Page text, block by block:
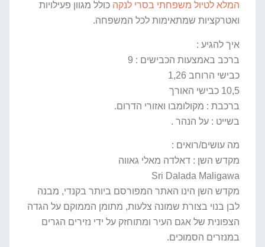
המלא לטיול משפחתי בסרי לנקה כולל מגוון פעילויות
ואטרקציות שמתאימות לכל המשפחה.
איך להגיע :
ברכב באמצעות הכבישים : 9
כבישי הרוחב 1,26
10,5 כבישי האורך
ברכבת : מקולומבו ואזורי הדרום.
בשייט : על הנהר .
מה עושים/רואים :
מקדש השן : דאלדה מאלי גאווה
Sri Dalada Maligawa
מקדש השן הינו האתר המפורסם ביותר בקנדי, מבנה
לבן בנוי בצורת שמונה צלעות, מתומן הממוקם על הגדה
הצפונית של אגם העיר ומתוחזק על ידי נזירים הגרים
במנזרים הסמוכים.